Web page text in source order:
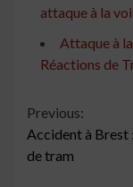
attaque à la
Attaque à
Réactions de
Continue
Reading
Previous:
Accident à Brest
de tram